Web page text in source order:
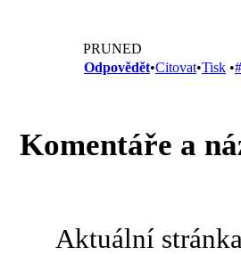
PRUNED
Odpovědět•Citovat•Tisk •#
Komentáře a
Aktuální